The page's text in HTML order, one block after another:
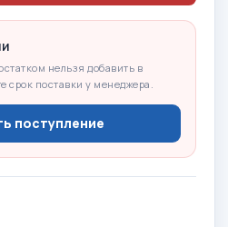
нельзя добавить в
срок поставки у менеджера.
поступление